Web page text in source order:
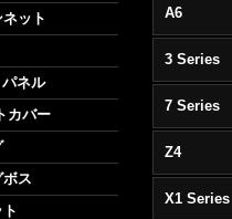
ット
ネル
カバー
ス
A6
3 Series
7 Series
Z4
X1 Series